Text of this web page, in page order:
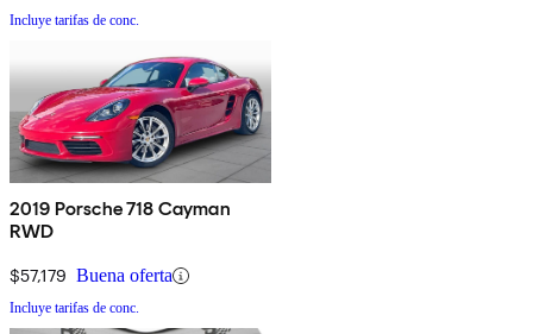
Incluye tarifas de conc.
2019 Porsche 718 Cayman
RWD
$57,179 Buena oferta
Incluye tarifas de conc.